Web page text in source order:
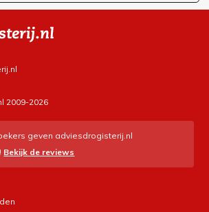
2009-2026
geven adviesdrogisterij.nl
! Bekijk de reviews